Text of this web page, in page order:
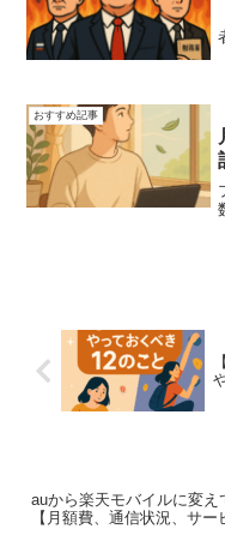
おすすめ記事
auから楽天モバイルに変え
【月額費、通信状況、サー